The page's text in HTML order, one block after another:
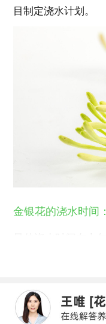
目制定浇水计划。
金银花的浇水时间：